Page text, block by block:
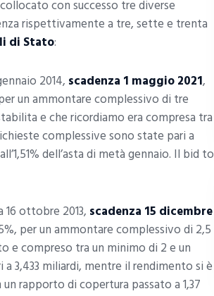
con successo tre diverse
rispettivamente a tre, sette e trenta
di Stato:
2014, scadenza 1 maggio 2021,
un ammontare complessivo di tre
e che ricordiamo era compresa tra
complessive sono state pari a
dell’asta di metà gennaio. Il bid to
ottobre 2013, scadenza 15 dicembre
per un ammontare complessivo di 2,5
e compreso tra un minimo di 2 e un
3,433 miliardi, mentre il rendimento si è
rapporto di copertura passato a 1,37